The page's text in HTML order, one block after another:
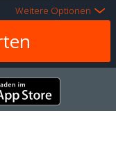
Weitere Optionen